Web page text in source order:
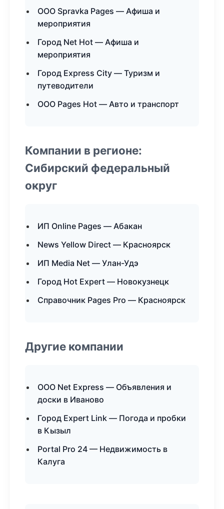
ООО Spravka Pages — Афиша и
мероприятия
Город Net Hot — Афиша и
мероприятия
Город Express City — Туризм и
путеводители
ООО Pages Hot — Авто и транспорт
Компании в регионе:
Сибирский федеральный
округ
ИП Online Pages — Абакан
News Yellow Direct — Красноярск
ИП Media Net — Улан-Удэ
Город Hot Expert — Новокузнецк
Справочник Pages Pro — Красноярск
Другие компании
ООО Net Express — Объявления и
доски в Иваново
Город Expert Link — Погода и пробки
в Кызыл
Portal Pro 24 — Недвижимость в
Калуга